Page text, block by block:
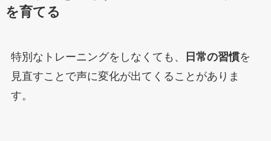
を育てる
特別なトレーニングをしなくても、 日常の習慣を
見直すことで声に変化が出てくることがありま
す。